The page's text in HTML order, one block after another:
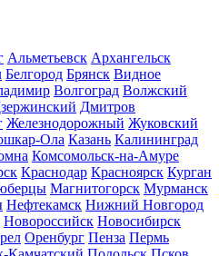
Альметьевск Архангельск
Белгород Брянск Видное
Волгоград Волжский
Дмитров
Железнодорожный Жуковский
Ола Казань Калининград
Комсомольск-на-Амуре
Краснодар Красноярск Курган
Магнитогорск Мурманск
Нефтекамск Нижний Новгород
Новороссийск Новосибирск
Оренбург Пенза Пермь